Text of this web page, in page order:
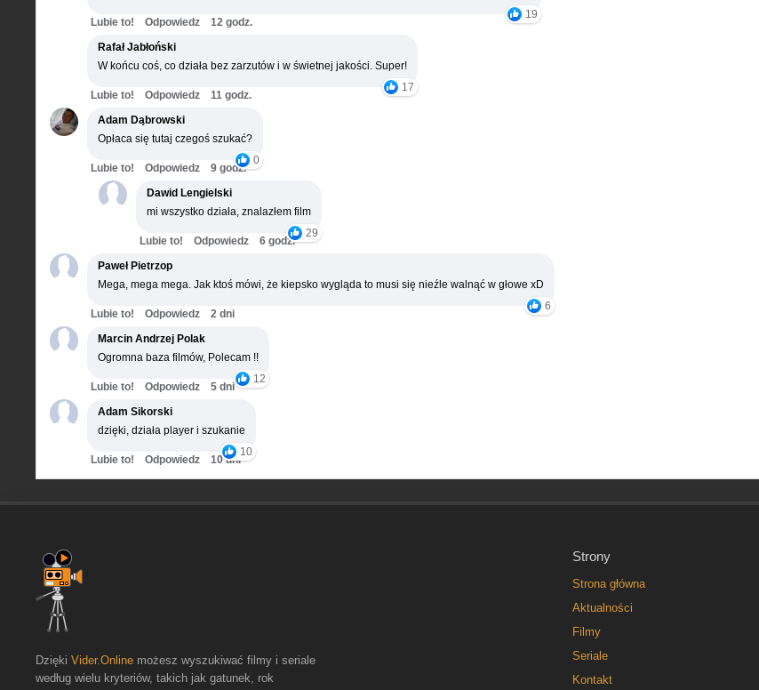
19
Lubie to! Odpowiedz
12 godz.
Rafał Jabłoński
W końcu coś, co działa bez zarzutów i w świetnej jakości. Super!
17
Lubie to! Odpowiedz
11 godz.
Adam Dąbrowski
Opłaca się tutaj czegoś szukać?
0
Lubie to! Odpowiedz
9 godz.
Dawid Lengielski
mi wszystko działa, znalazłem film
29
Lubie to! Odpowiedz
6 godz.
Paweł Pietrzop
Mega, mega mega. Jak ktoś mówi, że kiepsko wygląda to musi się nieźle walnąć w głowe xD
6
Lubie to! Odpowiedz
2 dni
Marcin Andrzej Polak
Ogromna baza filmów, Polecam !!
12
Lubie to! Odpowiedz
5 dni
Adam Sikorski
dzięki, działa player i szukanie
10
Lubie to! Odpowiedz 10 dni
Strony
Strona główna
Aktualności
Filmy
Seriale
Kontakt
Dzięki Vider.Online możesz wyszukiwać filmy i seriale
według wielu kryteriów, takich jak gatunek, rok